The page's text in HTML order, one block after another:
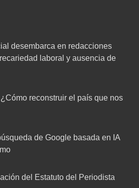
desembarca en redacciones
laboral y ausencia de
reconstruir el país que nos
de Google basada en IA
del Estatuto del Periodista